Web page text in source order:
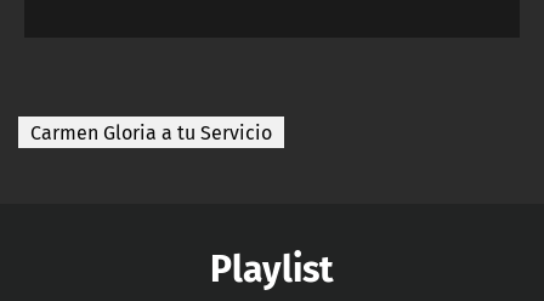
Carmen Gloria a tu Servicio
Playlist